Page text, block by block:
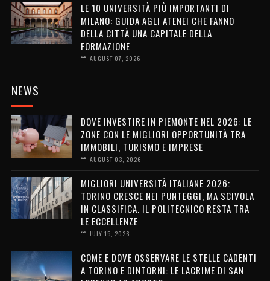
LE 10 UNIVERSITÀ PIÙ IMPORTANTI DI
MILANO: GUIDA AGLI ATENEI CHE FANNO
DELLA CITTÀ UNA CAPITALE DELLA
FORMAZIONE
AUGUST 07, 2026
NEWS
DOVE INVESTIRE IN PIEMONTE NEL 2026: LE
ZONE CON LE MIGLIORI OPPORTUNITÀ TRA
IMMOBILI, TURISMO E IMPRESE
AUGUST 03, 2026
MIGLIORI UNIVERSITÀ ITALIANE 2026:
TORINO CRESCE NEI PUNTEGGI, MA SCIVOLA
IN CLASSIFICA. IL POLITECNICO RESTA TRA
LE ECCELLENZE
JULY 15, 2026
COME E DOVE OSSERVARE LE STELLE CADENTI
A TORINO E DINTORNI: LE LACRIME DI SAN